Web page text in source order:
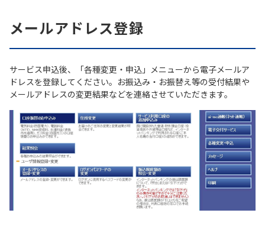
メールアドレス登録
サービス申込後、「各種変更・申込」メニューから電子メールア
ドレスを登録してください。お振込み・お振替え等の受付結果や
メールアドレスの変更結果などを連絡させていただきます。